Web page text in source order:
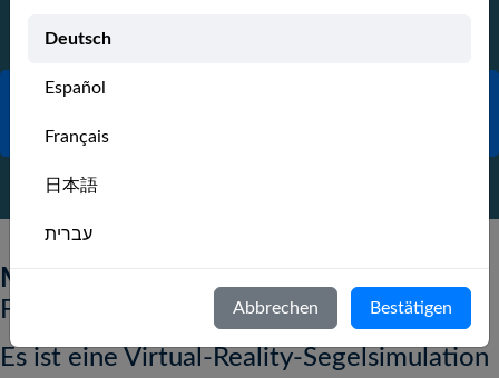
FINDE ODER ERSTELLE DIE GROUP
MarineVerse Sailing Club
Flaggschiff-Produkt
Es ist eine Virtual-Reality-Segelsimulation
Deutsch
Español
Français
日本語
עברית
Abbrechen Bestätigen